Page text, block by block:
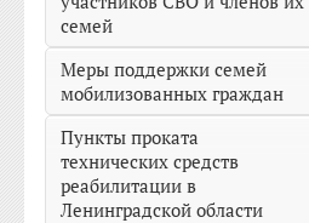
семей
Меры поддержки семей
мобилизованных граждан
Пункты проката
технических средств
реабилитации в
Ленинградской области